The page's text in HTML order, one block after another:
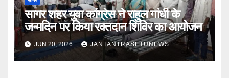
सागर शहर युवा कांग्रेस ने राहुल गांधी के
जन्मदिन पर किया रक्तदान शिविर का आयोजन
JUN 20, 2026 JANTANTRASETUNEWS